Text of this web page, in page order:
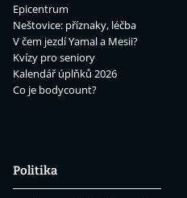
Epicentrum
Neštovice: příznaky, léčba
V čem jezdí Yamal a Mesii?
Kvízy pro seniory
Kalendář úplňků 2026
Co je bodycount?
Politika